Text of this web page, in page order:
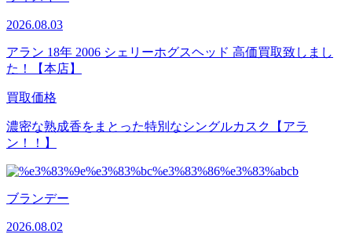
2026.08.03
アラン 18年 2006 シェリーホグスヘッド 高価買取致しまし
た！【本店】
買取価格
濃密な熟成香をまとった特別なシングルカスク【アラ
ン！！】
ブランデー
2026.08.02